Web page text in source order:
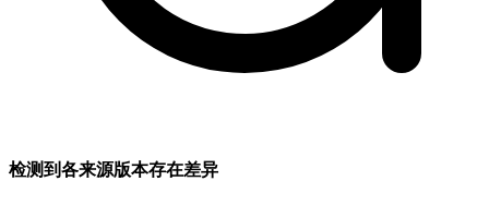
检测到各来源版本存在差异